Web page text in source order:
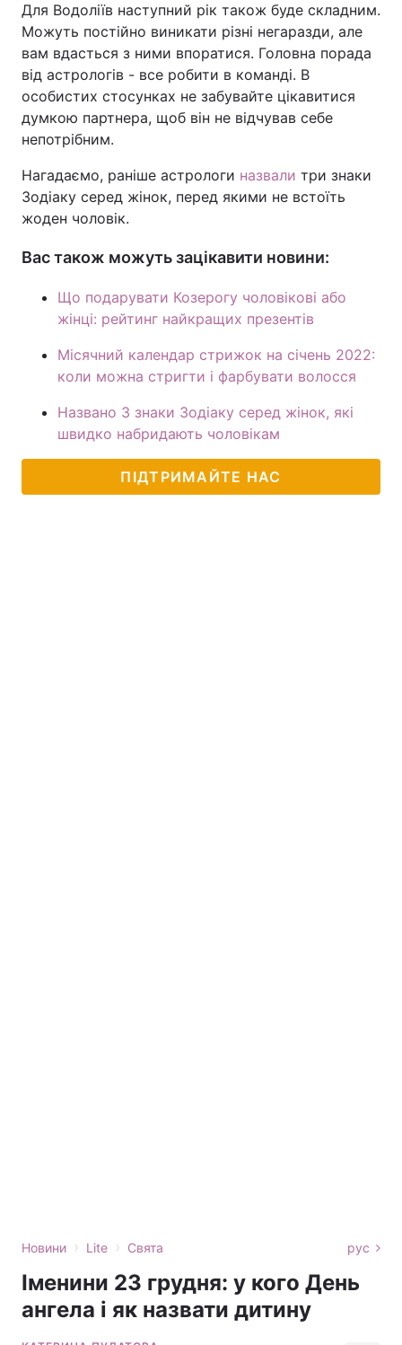
Для Водоліїв наступний рік також буде складним.
Можуть постійно виникати різні негаразди, але
вам вдасться з ними впоратися. Головна порада
від астрологів - все робити в команді. В
особистих стосунках не забувайте цікавитися
думкою партнера, щоб він не відчував себе
непотрібним.
Нагадаємо, раніше астрологи назвали три знаки
Зодіаку серед жінок, перед якими не встоїть
жоден чоловік.
Вас також можуть зацікавити новини:
Що подарувати Козерогу чоловікові або
жінці: рейтинг найкращих презентів
Місячний календар стрижок на січень 2022:
коли можна стригти і фарбувати волосся
Названо 3 знаки Зодіаку серед жінок, які
швидко набридають чоловікам
ПІДТРИМАЙТЕ НАС
Новини › Lite › Свята рус
Іменини 23 грудня: у кого День
ангела і як назвати дитину